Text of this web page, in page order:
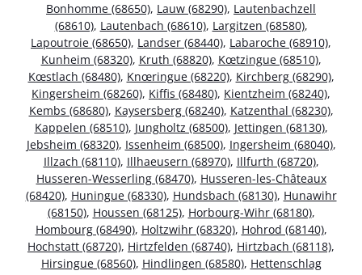
Bonhomme (68650), Lauw (68290), Lautenbachzell
(68610), Lautenbach (68610), Largitzen (68580),
Lapoutroie (68650), Landser (68440), Labaroche (68910),
Kunheim (68320), Kruth (68820), Kœtzingue (68510),
Kœstlach (68480), Knœringue (68220), Kirchberg (68290),
Kingersheim (68260), Kiffis (68480), Kientzheim (68240),
Kembs (68680), Kaysersberg (68240), Katzenthal (68230),
Kappelen (68510), Jungholtz (68500), Jettingen (68130),
Jebsheim (68320), Issenheim (68500), Ingersheim (68040),
Illzach (68110), Illhaeusern (68970), Illfurth (68720),
Husseren-Wesserling (68470), Husseren-les-Châteaux
(68420), Huningue (68330), Hundsbach (68130), Hunawihr
(68150), Houssen (68125), Horbourg-Wihr (68180),
Hombourg (68490), Holtzwihr (68320), Hohrod (68140),
Hochstatt (68720), Hirtzfelden (68740), Hirtzbach (68118),
Hirsingue (68560), Hindlingen (68580), Hettenschlag